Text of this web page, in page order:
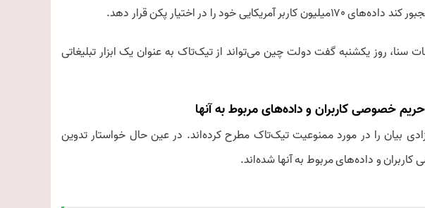
خود را در اختیار پکن قرار دهد.
سنا، روز یکشنبه گفت دولت چین می‌تواند از تیک‌تاک به عنوان یک ابزار تبلیغاتی
خصوصی کاربران و داده‌های مربوط به آنها
بیان را در مورد ممنوعیت تیک‌تاک مطرح کرده‌اند. در عین حال خواستار تدوین
و داده‌های مربوط به آنها شده‌اند.